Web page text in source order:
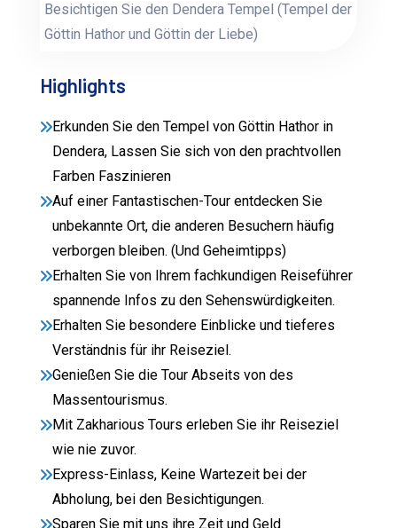
Besichtigen Sie den Dendera Tempel(Tempel der
Göttin Hathor und Göttin der Liebe)
Highlights
Erkunden Sie den Tempel von Göttin Hathor in
Dendera, Lassen Sie sich von den prachtvollen
Farben Faszinieren
Auf einer Fantastischen-Tour entdecken Sie
unbekannte Ort, die anderen Besuchern häufig
verborgen bleiben. (Und Geheimtipps)
Erhalten Sie von Ihrem fachkundigen Reiseführer
spannende Infos zu den Sehenswürdigkeiten.
Erhalten Sie besondere Einblicke und tieferes
Verständnis für ihr Reiseziel.
Genießen Sie die Tour Abseits von des
Massentourismus.
Mit Zakharious Tours erleben Sie ihr Reiseziel
wie nie zuvor.
Express-Einlass, Keine Wartezeit bei der
Abholung, bei den Besichtigungen.
Sparen Sie mit uns ihre Zeit und Geld